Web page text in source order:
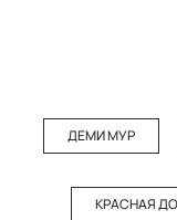
ДЕМИ МУР
КРАСНАЯ